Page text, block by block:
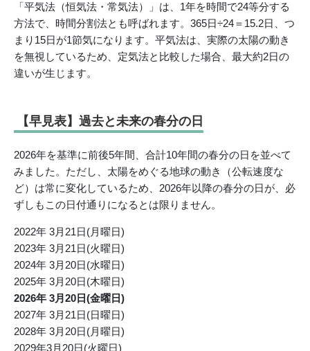
「平気法（恒気法・常気法）」は、1年を時間で24等分する
方法で、時間分割法とも呼ばれます。365日÷24＝15.2日、つ
まり15日が1節気になります。平気法は、実際の太陽の動き
を無視しているため、定気法と比較した場合、最大約2日の
違いが生じます。
【早見表】過去と未来の春分の日
2026年を基準に前後5年間、合計10年間の春分の日を並べて
みました。ただし、太陽をめぐる地球の動き（公転速度な
ど）は常に変化しているため、2026年以降の春分の日が、必
ずしもこの日付通りになるとは限りません。
2022年 3月21日(月曜日)
2023年 3月21日(火曜日)
2024年 3月20日(水曜日)
2025年 3月20日(木曜日)
2026年 3月20日(金曜日)
2027年 3月21日(日曜日)
2028年 3月20日(月曜日)
2029年3月20日(火曜日)